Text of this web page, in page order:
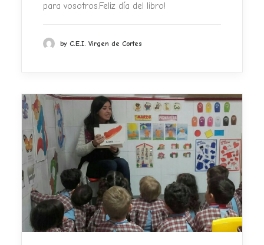
para vosotros.Feliz día del libro!
by C.E.I. Virgen de Cortes